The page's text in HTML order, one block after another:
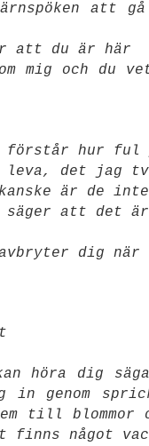
att
att du är här
och du
förstår hur ful
det jag
är de inte
säger att det
dig när
höra dig
till blommor
finns något